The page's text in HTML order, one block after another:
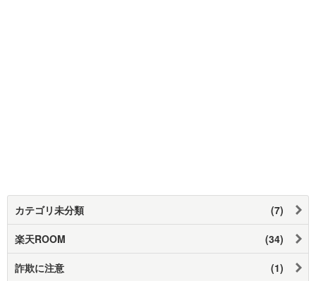
カテゴリ未分類 (7)
楽天ROOM (34)
詐欺に注意 (1)